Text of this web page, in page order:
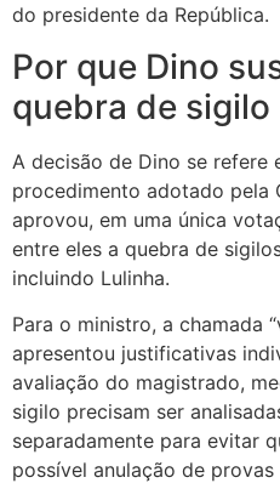
do presidente da República.
Por que Dino
quebra de sigilo
A decisão de Dino se refere
procedimento adotado pela
aprovou, em uma única
entre eles a quebra de
incluindo Lulinha.
Para o ministro, a chamada
apresentou justificativas
avaliação do magistrado,
sigilo precisam ser
separadamente para evitar
possível anulação de